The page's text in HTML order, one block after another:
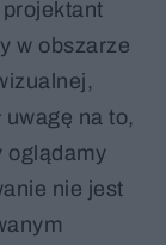
w obszarze
uwagę na to,
oglądamy
nie jest